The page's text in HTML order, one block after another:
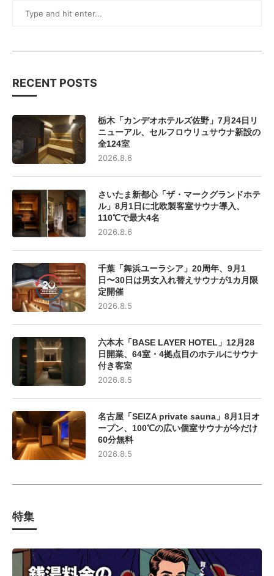
RECENT POSTS
栃木「カンデオホテルズ佐野」7月24日リ
ニューアル、セルフロウリュサウナ新設の
全124室
2026.8.6
さいたま新都心「ザ・マークグランドホテ
ル」8月1日に北欧製客室サウナ導入、
110℃で最大4名
2026.8.6
千葉「舞浜ユーラシア」20周年、9月1
日〜30日は男女入れ替えサウナが1カ月限
定開催
2026.8.5
六本木「BASE LAYER HOTEL」12月28
日開業、64室・4拠点目のホテルにサウナ
付き客室
2026.8.5
名古屋「SEIZA private sauna」8月1日オ
ープン、100℃の広い個室サウナが今だけ
60分無料
2026.8.5
特集